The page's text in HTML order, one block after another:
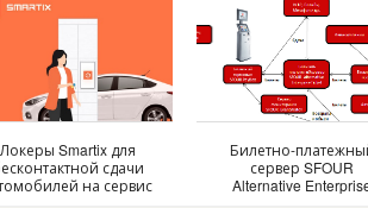
Локеры Smartix для
сдачи
на сервис
Билетно-
сервер SFOUR
Alternative